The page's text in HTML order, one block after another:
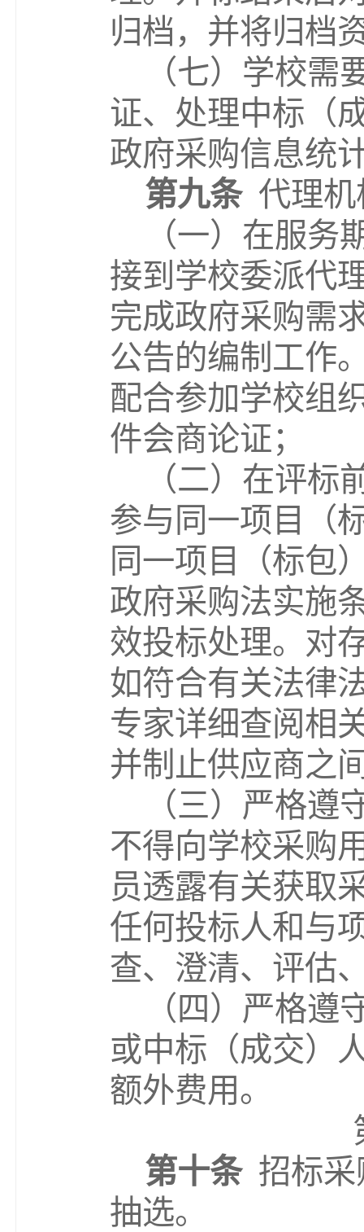
归档，并将归档
（七） 学校需
证、 处理中标（
政府采购信息统
第九条 代理
（一） 在服务
接到学校委派代
完成政府采购需
公告的编制工作
配合参加学校组
件会商论证；
（二） 在评标
参与同一项目（
同一项目（标包
政府采购法实施
效投标处理。对
如符合有关法律
专家详细查阅相
并制止供应商之
（三） 严格遵
不得向学校采购
员透露有关获取
任何投标人和与
查、澄清、评估
（四）严格
或中标（成交）
额外费用。
第十条 招标
抽选。